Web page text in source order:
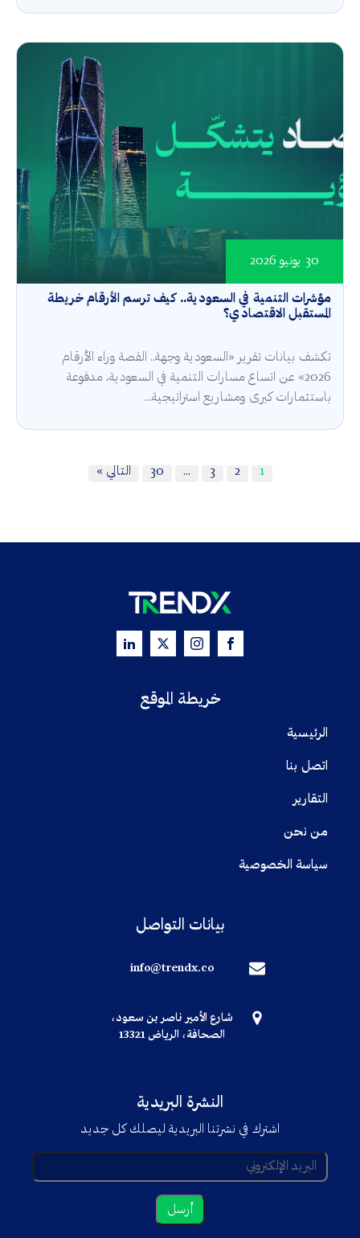
مؤشرات التنمية في السعودية.. كيف ترسم الأرقام خريطة
المستقبل الاقتصادي؟
30 يونيو 2026
تكشف بيانات تقرير «السعودية وجهة.. القصة وراء الأرقام
2026» عن اتساع مسارات التنمية في السعودية، مدفوعة
باستثمارات كبرى ومشاريع استراتيجية...
1
2
3
…
30 التالي »
خريطة الموقع
الرئيسية
اتصل بنا
التقارير
من نحن
سياسة الخصوصية
بيانات التواصل
info@trendx.co
شارع الأمير ناصر بن سعود،
الصحافة، الرياض 13321
النشرة البريدية
اشترك في نشرتنا البريدية ليصلك كل جديد